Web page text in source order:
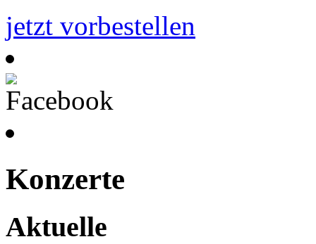
jetzt vorbestellen
Konzerte
Aktuelle